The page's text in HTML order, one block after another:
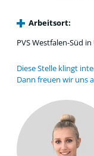
Arbeitsort:
PVS Westfalen-Süd
Diese Stelle klingt
Dann freuen wir uns